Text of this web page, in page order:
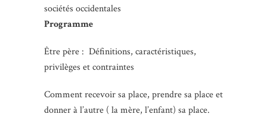
sociétés occidentales
Programme
Être père : Définitions, caractéristiques,
privilèges et contraintes
Comment recevoir sa place, prendre sa place et
donner à l’autre ( la mère, l’enfant) sa place.